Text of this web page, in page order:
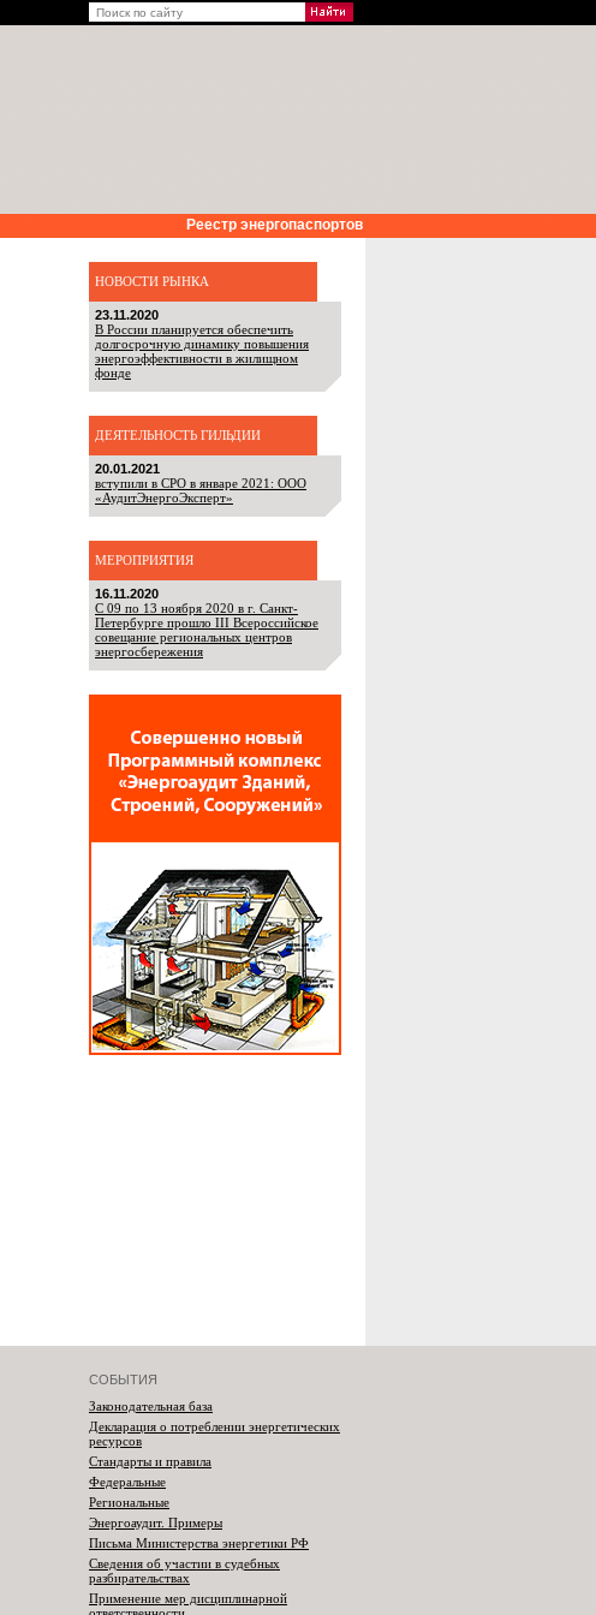
Реестр энергопаспортов
НОВОСТИ РЫНКА
23.11.2020
В России планируется обеспечить
долгосрочную динамику повышения
энергоэффективности в жилищном
фонде
ДЕЯТЕЛЬНОСТЬ ГИЛЬДИИ
20.01.2021
вступили в СРО в январе 2021: ООО
«АудитЭнергоЭксперт»
МЕРОПРИЯТИЯ
16.11.2020
С 09 по 13 ноября 2020 в г. Санкт-
Петербурге прошло III Всероссийское
совещание региональных центров
энергосбережения
СОБЫТИЯ
Законодательная база
Декларация о потреблении энергетических
ресурсов
Стандарты и правила
Федеральные
Региональные
Энергоаудит. Примеры
Письма Министерства энергетики РФ
Сведения об участии в судебных
разбирательствах
Применение мер дисциплинарной